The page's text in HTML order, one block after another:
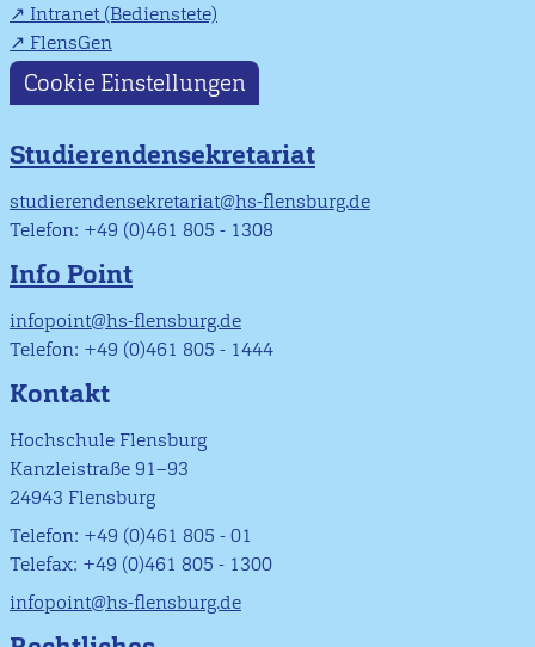
Intranet (Bedienstete)
FlensGen
Cookie Einstellungen
Studierendensekretariat
studierendensekretariat@hs-flensburg.de
Telefon: +49 (0)461 805 - 1308
Info Point
infopoint@hs-flensburg.de
Telefon: +49 (0)461 805 - 1444
Kontakt
Hochschule Flensburg
Kanzleistraße 91–93
24943 Flensburg
Telefon: +49 (0)461 805 - 01
Telefax: +49 (0)461 805 - 1300
infopoint@hs-flensburg.de